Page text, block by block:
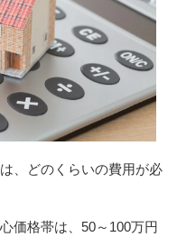
、どのくらいの費用が必
価格帯は、50～100万円